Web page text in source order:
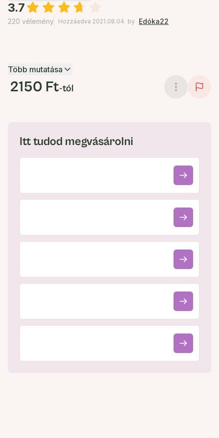
3.7
220 vélemény Hozzáadva 2021.08.04. by Edóka22
Több mutatása
2150 Ft-tól
Itt tudod megvásárolni